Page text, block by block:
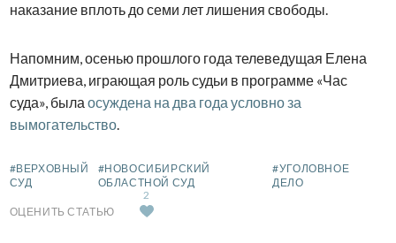
наказание вплоть до семи лет лишения свободы.
Напомним, осенью прошлого года телеведущая Елена
Дмитриева, играющая роль судьи в программе «Час
суда», была осуждена на два года условно за
вымогательство.
#ВЕРХОВНЫЙ
СУД
#НОВОСИБИРСКИЙ
ОБЛАСТНОЙ СУД
#УГОЛОВНОЕ
ДЕЛО
ОЦЕНИТЬ СТАТЬЮ
2